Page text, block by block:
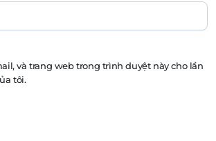
và trang web trong trình duyệt này cho lần
tôi.